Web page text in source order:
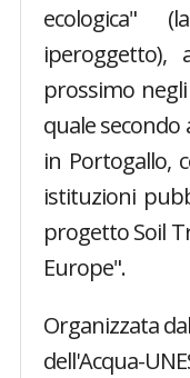
ecologica"
prossimo
quale
in Portogallo,
istituzioni
progetto Soil
Europe".
Organizzata
dell'Acqua-